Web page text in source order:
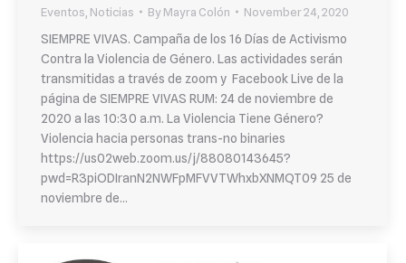
Eventos Noticias ByMayra Colón
November 24, 2020
SIEMPRE VIVAS. Campaña de los 16 Días de Activismo
Contra la Violencia de Género. Las actividades serán
transmitidas a través de zoom y Facebook Live de la
página de SIEMPRE VIVAS RUM: 24 de noviembre de
2020 a las 10:30 a.m. La Violencia Tiene Género?
Violencia hacia personas trans-no binaries
https://us02web.zoom.us/j/88080143645?
pwd=R3piODIranN2NWFpMFVVTWhxbXNMQT09 25 de
noviembre de…